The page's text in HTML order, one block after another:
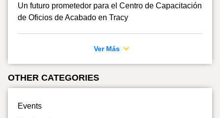
Un futuro prometedor para el Centro de Capacitación
de Oficios de Acabado en Tracy
Ver Más
OTHER CATEGORIES
Events